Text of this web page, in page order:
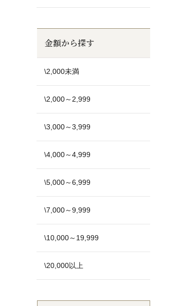
金額から探す
\2,000未満
\2,000～2,999
\3,000～3,999
\4,000～4,999
\5,000～6,999
\7,000～9,999
\10,000～19,999
\20,000以上